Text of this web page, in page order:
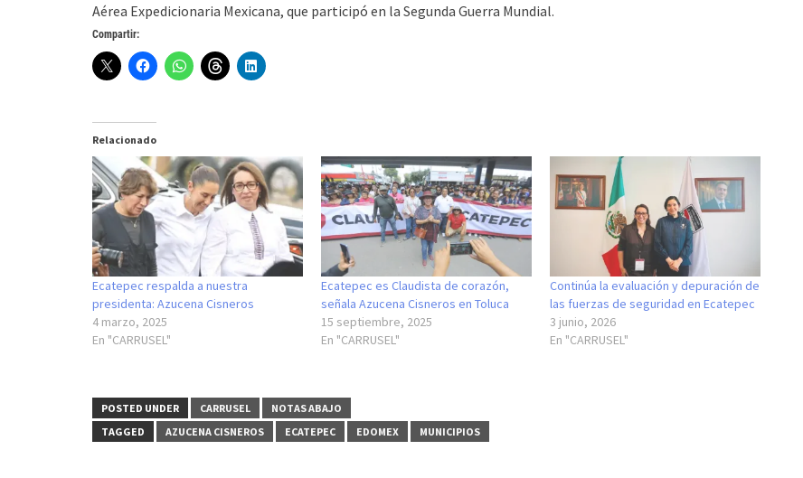
Aérea Expedicionaria Mexicana, que participó en la Segunda Guerra Mundial.
Compartir:
Relacionado
Ecatepec respalda a nuestra
presidenta: Azucena Cisneros
4 marzo, 2025
En "CARRUSEL"
Ecatepec es Claudista de corazón,
señala Azucena Cisneros en Toluca
15 septiembre, 2025
En "CARRUSEL"
Continúa la evaluación y depuración de
las fuerzas de seguridad en Ecatepec
3 junio, 2026
En "CARRUSEL"
POSTED UNDER CARRUSEL
NOTAS ABAJO
TAGGED
AZUCENA CISNEROS ECATEPEC EDOMEX MUNICIPIOS